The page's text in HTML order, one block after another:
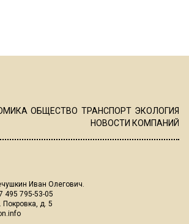
ОБЩЕСТВО ТРАНСПОРТ ЭКОЛОГИЯ
НОВОСТИ КОМПАНИЙ
Иван Олегович.
495 795-53-05
Покровка, д. 5